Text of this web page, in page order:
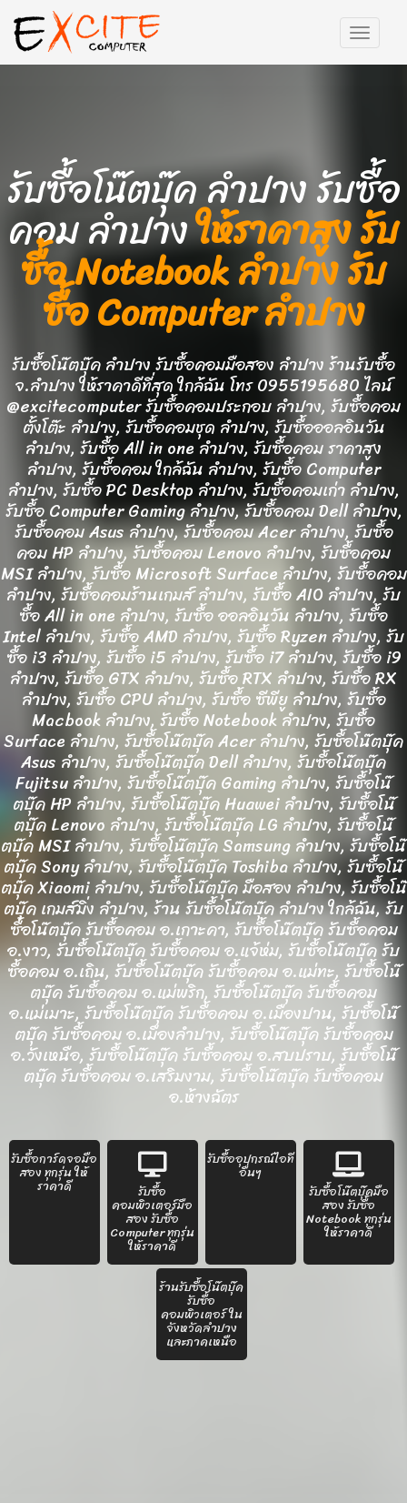
รับซื้อโน๊ตบุ๊ค ลำปาง รับซื้อ
คอม ลำปางให้ราคาสูง รับ
ซื้อ Notebook ลำปาง รับ
ซื้อ Computer ลำปาง
รับซื้อโน๊ตบุ๊ค ลำปาง รับซื้อคอมมือสอง ลำปาง ร้านรับซื้อ
จ.ลำปาง ให้ราคาดีที่สุด ใกล้ฉัน โทร 0955195680 ไลน์
@excitecomputer รับซื้อคอมประกอบ ลำปาง, รับซื้อคอม
ตั้งโต๊ะ ลำปาง, รับซื้อคอมชุด ลำปาง, รับซื้อออลอินวัน
ลำปาง, รับซื้อ All in one ลำปาง, รับซื้อคอม ราคาสูง
ลำปาง, รับซื้อคอม ใกล้ฉัน ลำปาง, รับซื้อ Computer
ลำปาง, รับซื้อ PC Desktop ลำปาง, รับซื้อคอมเก่า ลำปาง,
รับซื้อ Computer Gaming ลำปาง, รับซื้อคอม Dell ลำปาง,
รับซื้อคอม Asus ลำปาง, รับซื้อคอม Acer ลำปาง, รับซื้อ
คอม HP ลำปาง, รับซื้อคอม Lenovo ลำปาง, รับซื้อคอม
MSI ลำปาง, รับซื้อ Microsoft Surface ลำปาง, รับซื้อคอม
ลำปาง, รับซื้อคอมร้านเกมส์ ลำปาง, รับซื้อ AIO ลำปาง, รับ
ซื้อ All in one ลำปาง, รับซื้อ ออลอินวัน ลำปาง, รับซื้อ
Intel ลำปาง, รับซื้อ AMD ลำปาง, รับซื้อ Ryzen ลำปาง, รับ
ซื้อ i3 ลำปาง, รับซื้อ i5 ลำปาง, รับซื้อ i7 ลำปาง, รับซื้อ i9
ลำปาง, รับซื้อ GTX ลำปาง, รับซื้อ RTX ลำปาง, รับซื้อ RX
ลำปาง, รับซื้อ CPU ลำปาง, รับซื้อ ซีพียู ลำปาง, รับซื้อ
Macbook ลำปาง, รับซื้อ Notebook ลำปาง, รับซื้อ
Surface ลำปาง, รับซื้อโน๊ตบุ๊ค Acer ลำปาง, รับซื้อโน๊ตบุ๊ค
Asus ลำปาง, รับซื้อโน๊ตบุ๊ค Dell ลำปาง, รับซื้อโน๊ตบุ๊ค
Fujitsu ลำปาง, รับซื้อโน๊ตบุ๊ค Gaming ลำปาง, รับซื้อโน๊
ตบุ๊ค HP ลำปาง, รับซื้อโน๊ตบุ๊ค Huawei ลำปาง, รับซื้อโน๊
ตบุ๊ค Lenovo ลำปาง, รับซื้อโน๊ตบุ๊ค LG ลำปาง, รับซื้อโน๊
ตบุ๊ค MSI ลำปาง, รับซื้อโน๊ตบุ๊ค Samsung ลำปาง, รับซื้อโน๊
ตบุ๊ค Sony ลำปาง, รับซื้อโน๊ตบุ๊ค Toshiba ลำปาง, รับซื้อโน๊
ตบุ๊ค Xiaomi ลำปาง, รับซื้อโน๊ตบุ๊ค มือสอง ลำปาง, รับซื้อโน๊
ตบุ๊ค เกมส์มิ่ง ลำปาง, ร้าน รับซื้อโน๊ตบุ๊ค ลำปาง ใกล้ฉัน, รับ
ซื้อโน๊ตบุ๊ค รับซื้อคอม อ.เกาะคา, รับซื้อโน๊ตบุ๊ค รับซื้อคอม
อ.งาว, รับซื้อโน๊ตบุ๊ค รับซื้อคอม อ.แจ้ห่ม, รับซื้อโน๊ตบุ๊ค รับ
ซื้อคอม อ.เถิน, รับซื้อโน๊ตบุ๊ค รับซื้อคอม อ.แม่ทะ, รับซื้อโน๊
ตบุ๊ค รับซื้อคอม อ.แม่พริก, รับซื้อโน๊ตบุ๊ค รับซื้อคอม
อ.แม่เมาะ, รับซื้อโน๊ตบุ๊ค รับซื้อคอม อ.เมืองปาน, รับซื้อโน๊
ตบุ๊ค รับซื้อคอม อ.เมืองลำปาง, รับซื้อโน๊ตบุ๊ค รับซื้อคอม
อ.วังเหนือ, รับซื้อโน๊ตบุ๊ค รับซื้อคอม อ.สบปราบ, รับซื้อโน๊
ตบุ๊ค รับซื้อคอม อ.เสริมงาม, รับซื้อโน๊ตบุ๊ค รับซื้อคอม
อ.ห้างฉัตร
รับซื้อการ์ดจอมือ
สอง ทุกรุ่น ให้
ราคาดี รับซื้อ
คอมพิวเตอร์มือ
สอง รับซื้อ
Computer ทุกรุ่น
ให้ราคาดี
รับซื้ออุปกรณ์ไอที
อื่นๆ
รับซื้อโน๊ตบุ๊คมือ
สอง รับซื้อ
Notebook ทุกรุ่น
ให้ราคาดี
ร้านรับซื้อโน๊ตบุ๊ค
รับซื้อ
คอมพิวเตอร์ ใน
จังหวัดลำปาง
และภาคเหนือ